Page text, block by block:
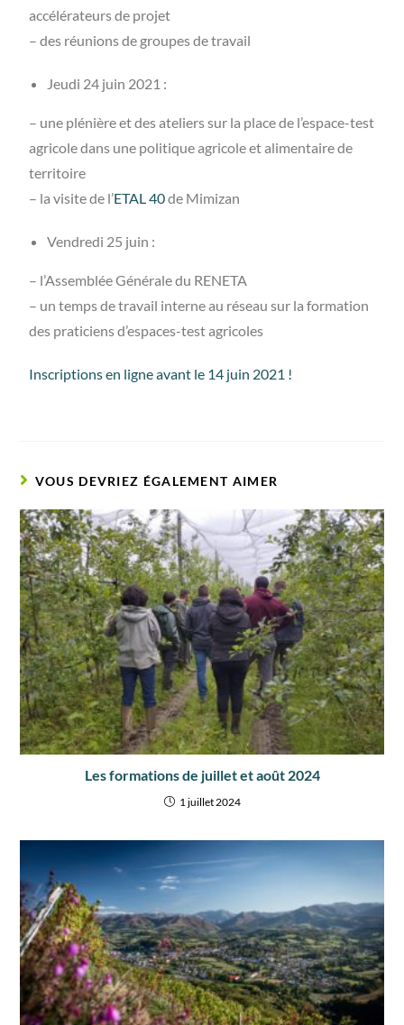
accélérateurs de projet
– des réunions de groupes de travail
Jeudi 24 juin 2021 :
– une plénière et des ateliers sur la place de l’espace-test
agricole dans une politique agricole et alimentaire de
territoire
– la visite de l’ETAL 40de Mimizan
Vendredi 25 juin :
– l’Assemblée Générale du RENETA
– un temps de travail interne au réseau sur la formation
des praticiens d’espaces-test agricoles
Inscriptions en ligne avant le 14 juin 2021 !
VOUS DEVRIEZ ÉGALEMENT AIMER
Les formations de juillet et août 2024
1 juillet 2024